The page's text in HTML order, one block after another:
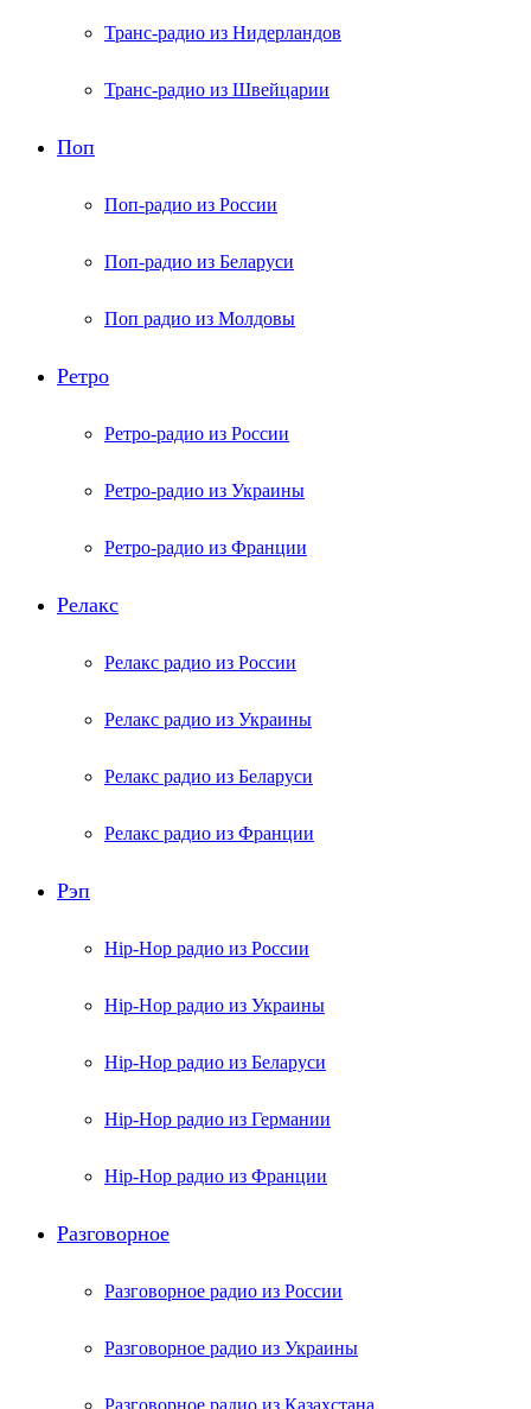
Транс-радио из Нидерландов
Транс-радио из Швейцарии
Поп
Поп-радио из России
Поп-радио из Беларуси
Поп радио из Молдовы
Ретро
Ретро-радио из России
Ретро-радио из Украины
Ретро-радио из Франции
Релакс
Релакс радио из России
Релакс радио из Украины
Релакс радио из Беларуси
Релакс радио из Франции
Рэп
Hip-Hop радио из России
Hip-Hop радио из Украины
Hip-Hop радио из Беларуси
Hip-Hop радио из Германии
Hip-Hop радио из Франции
Разговорное
Разговорное радио из России
Разговорное радио из Украины
Разговорное радио из Казахстана